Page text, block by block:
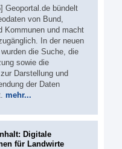
Geoportal.de bündelt
von Bund,
Kommunen und macht
In der neuen
die Suche, die
sowie die
Darstellung und
der Daten
mehr...
Digitale
für Landwirte